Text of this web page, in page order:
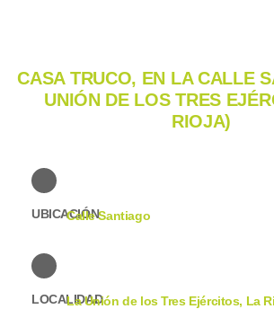
CASA TRUCO, EN LA CALLE
UNIÓN DE LOS TRES
RIOJA)
UBICACIÓNCalle Santiago
LOCALIDADLa Unión de los Tres Ejércitos, La